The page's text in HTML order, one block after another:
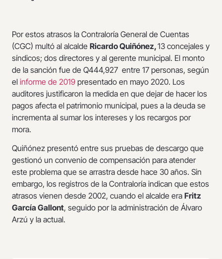
Por estos atrasos la Contraloría General de Cuentas
(CGC) multó al alcalde Ricardo Quiñónez,13 concejales y
síndicos; dos directores y al gerente municipal. El monto
de la sanción fue de Q444,927 entre 17 personas, según
el informe de 2019 presentado en mayo 2020. Los
auditores justificaron la medida en que dejar de hacer los
pagos afecta el patrimonio municipal, pues a la deuda se
incrementa al sumar los intereses y los recargos por
mora.
Quiñónez presentó entre sus pruebas de descargo que
gestionó un convenio de compensación para atender
este problema que se arrastra desde hace 30 años. Sin
embargo, los registros de la Contraloría indican que estos
atrasos vienen desde 2002, cuando el alcalde era Fritz
García Gallont, seguido por la administración de Álvaro
Arzú y la actual.